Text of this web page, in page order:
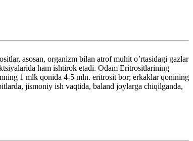
asosan, organizm bilan atrof muhit o’rtasidagi gazlar
ham ishtirok etadi. Odam Eritrositlarining
1 mlk qonida 4-5 mln. eritrosit bor; erkaklar qonining
jismoniy ish vaqtida, baland joylarga chiqilganda,